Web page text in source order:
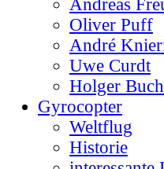
Andreas
Oliver Puff
André
Uwe Curdt
Holger
Gyrocopter
Weltflug
Historie